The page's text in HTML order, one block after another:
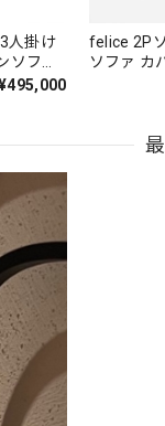
人掛け
ソファ
felice 2P
ソファ カ